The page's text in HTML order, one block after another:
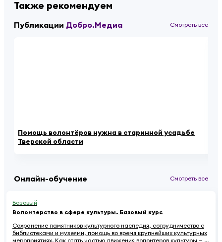
Также рекомендуем
Публикации Добро.Медиа Смотреть все
Помощь волонтёров нужна в старинной усадьбе
Тверской области
Онлайн-обучение Смотреть все
Базовый
Волонтерство в сфере культуры. Базовый курс
Сохранение памятников культурного наследия, сотрудничество с
библиотеками и музеями, помощь во время крупнейших культурных
мероприятиях. Как стать частью движения волонтеров культуры — в